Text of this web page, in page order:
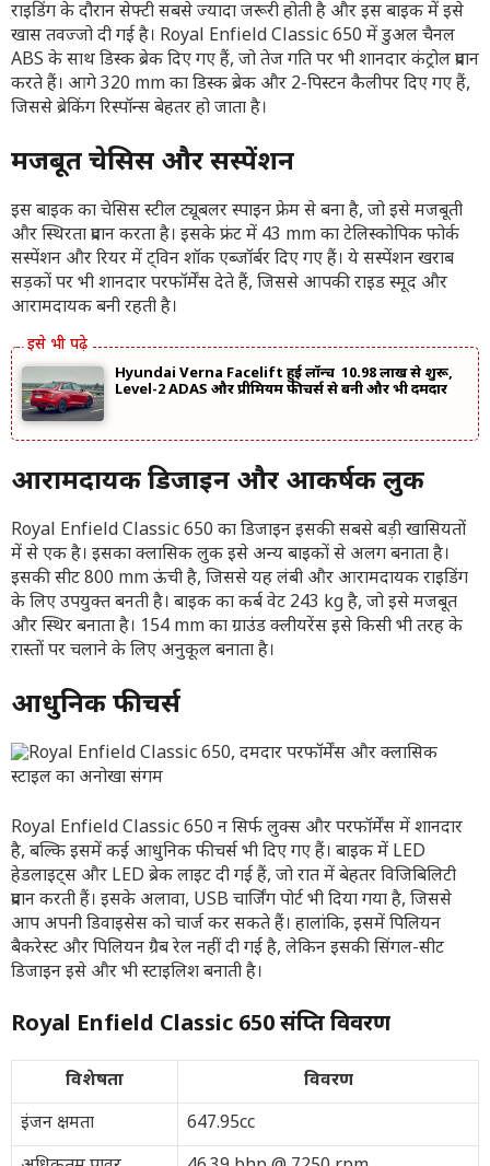
राइडिंग के दौरान सेफ्टी सबसे ज्यादा जरूरी होती है और इस बाइक में इसे
खास तवज्जो दी गई है। Royal Enfield Classic 650 में डुअल चैनल
ABS के साथ डिस्क ब्रेक दिए गए हैं, जो तेज गति पर भी शानदार कंट्रोल प्रदान
करते हैं। आगे 320 mm का डिस्क ब्रेक और 2-पिस्टन कैलीपर दिए गए हैं,
जिससे ब्रेकिंग रिस्पॉन्स बेहतर हो जाता है।
मजबूत चेसिस और सस्पेंशन
इस बाइक का चेसिस स्टील ट्यूबलर स्पाइन फ्रेम से बना है, जो इसे मजबूती
और स्थिरता प्रदान करता है। इसके फ्रंट में 43 mm का टेलिस्कोपिक फोर्क
सस्पेंशन और रियर में ट्विन शॉक एब्जॉर्बर दिए गए हैं। ये सस्पेंशन खराब
सड़कों पर भी शानदार परफॉर्मेंस देते हैं, जिससे आपकी राइड स्मूद और
आरामदायक बनी रहती है।
Hyundai Verna Facelift हुई लॉन्च ₹10.98 लाख से शुरू,
Level-2 ADAS और प्रीमियम फीचर्स से बनी और भी दमदार
आरामदायक डिजाइन और आकर्षक लुक
Royal Enfield Classic 650 का डिजाइन इसकी सबसे बड़ी खासियतों
में से एक है। इसका क्लासिक लुक इसे अन्य बाइकों से अलग बनाता है।
इसकी सीट 800 mm ऊंची है, जिससे यह लंबी और आरामदायक राइडिंग
के लिए उपयुक्त बनती है। बाइक का कर्ब वेट 243 kg है, जो इसे मजबूत
और स्थिर बनाता है। 154 mm का ग्राउंड क्लीयरेंस इसे किसी भी तरह के
रास्तों पर चलाने के लिए अनुकूल बनाता है।
आधुनिक फीचर्स
Royal Enfield Classic 650 न सिर्फ लुक्स और परफॉर्मेंस में शानदार
है, बल्कि इसमें कई आधुनिक फीचर्स भी दिए गए हैं। बाइक में LED
हेडलाइट्स और LED ब्रेक लाइट दी गई हैं, जो रात में बेहतर विजिबिलिटी
प्रदान करती हैं। इसके अलावा, USB चार्जिंग पोर्ट भी दिया गया है, जिससे
आप अपनी डिवाइसेस को चार्ज कर सकते हैं। हालांकि, इसमें पिलियन
बैकरेस्ट और पिलियन ग्रैब रेल नहीं दी गई है, लेकिन इसकी सिंगल-सीट
डिजाइन इसे और भी स्टाइलिश बनाती है।
Royal Enfield Classic 650 संक्षिप्त विवरण
विशेषता
विवरण
इंजन क्षमता
647.95cc